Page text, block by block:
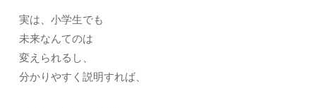
実は、小学生でも
未来なんてのは
変えられるし、
分かりやすく説明すれば、